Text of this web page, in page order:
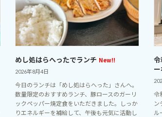
めし処はらへったでランチ New!!
2026年8月4日
今日のランチは「めし処はらへった」さんへ。
数量限定のおすすめランチ、豚ロースのガーリ
ックペッパー焼定食をいただきました。しっか
りエネルギーを補給して、午後も元気に活動し
令
ン
ル